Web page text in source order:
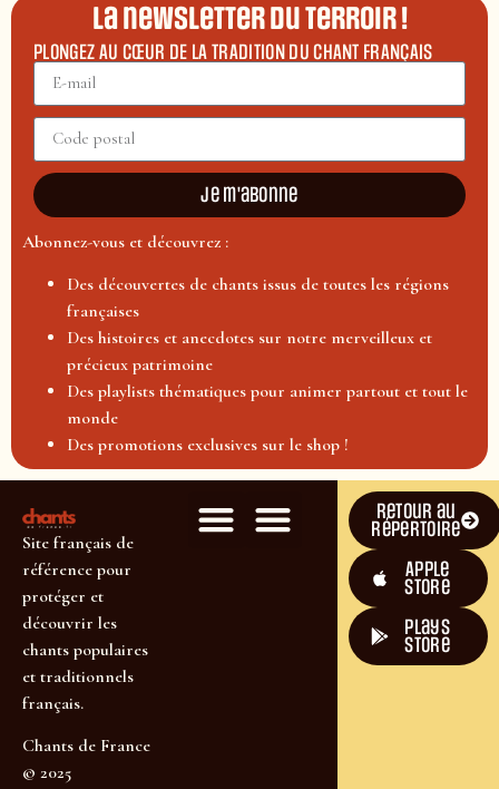
La newsletter du terroir !
PLONGEZ AU CŒUR DE LA TRADITION DU CHANT FRANÇAIS
Je m'abonne
Abonnez-vous et découvrez :
Des découvertes de chants issus de toutes les régions
françaises
Des histoires et anecdotes sur notre merveilleux et
précieux patrimoine
Des playlists thématiques pour animer partout et tout le
monde
Des promotions exclusives sur le shop !
Site français de
référence pour
protéger et
découvrir les
chants populaires
et traditionnels
français.
Chants de France
© 2025
Retour au
répertoire
Apple
Store
plays
store